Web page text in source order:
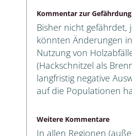
Kommentar zur Gefährdung
Bisher nicht gefährdet,
könnten Änderungen
Nutzung von
(Hackschnitzel als
langfristig negative
auf die Populationen
Weitere Kommentare
In allen Regionen